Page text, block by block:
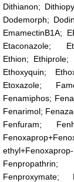
Dithianon;
Dodemorph;
EmamectinB1A;
Etaconazole;
Ethion; Ethiprole;
Ethoxyquin;
Etoxazole;
Fenamiphos;
Fenarimol;
Fenfuram;
Fenproxymate;